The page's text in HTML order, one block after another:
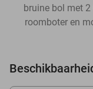
bruine bol met
roomboter en